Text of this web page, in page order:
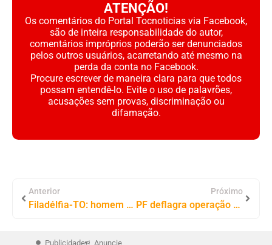
ATENÇÃO!
Os comentários do Portal Tocnoticias via Facebook,
são de inteira responsabilidade do autor,
comentários impróprios poderão ser denunciados
pelos outros usuários, acarretando até mesmo na
perda da conta no Facebook.
Procure escrever de maneira clara para que todos
possam entendê-lo. Evite o uso de palavrões,
acusações sem provas, discriminação ou
difamação.
Anterior
Filadélfia-TO: homem é preso por violência doméstica e posse ilegal de armas de fogo
Próximo
PF deflagra operação contra grupo envolvido em extração e venda ilegal de ouro e pedras preciosas
Publicidade Anuncie